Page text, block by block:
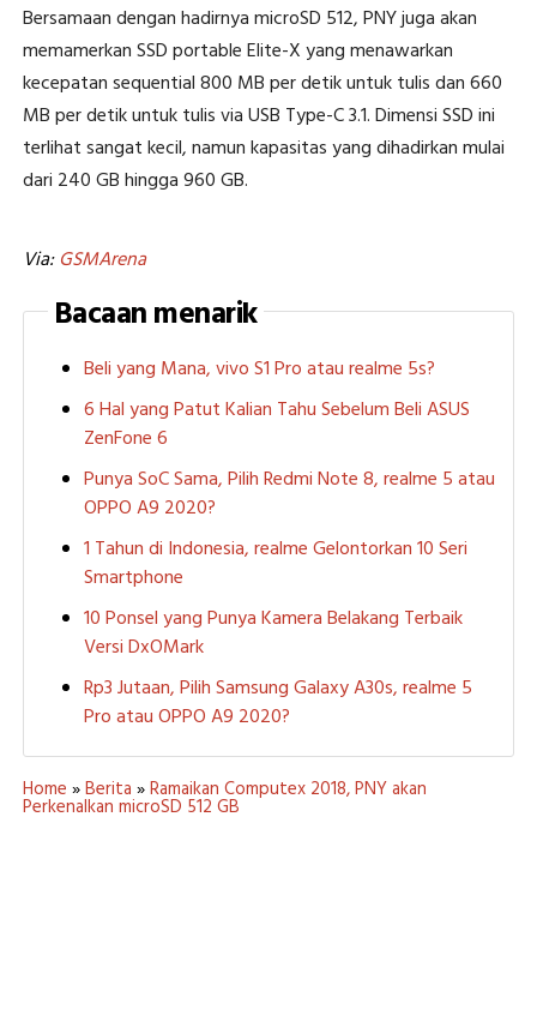
Bersamaan dengan hadirnya microSD 512, PNY juga akan
memamerkan SSD portable Elite-X yang menawarkan
kecepatan sequential 800 MB per detik untuk tulis dan 660
MB per detik untuk tulis via USB Type-C 3.1. Dimensi SSD ini
terlihat sangat kecil, namun kapasitas yang dihadirkan mulai
dari 240 GB hingga 960 GB.
Via:GSMArena
Bacaan menarik
Beli yang Mana, vivo S1 Pro atau realme 5s?
6 Hal yang Patut Kalian Tahu Sebelum Beli ASUS
ZenFone 6
Punya SoC Sama, Pilih Redmi Note 8, realme 5 atau
OPPO A9 2020?
1 Tahun di Indonesia, realme Gelontorkan 10 Seri
Smartphone
10 Ponsel yang Punya Kamera Belakang Terbaik
Versi DxOMark
Rp3 Jutaan, Pilih Samsung Galaxy A30s, realme 5
Pro atau OPPO A9 2020?
Home »Berita »Ramaikan Computex 2018, PNY akan
Perkenalkan microSD 512 GB